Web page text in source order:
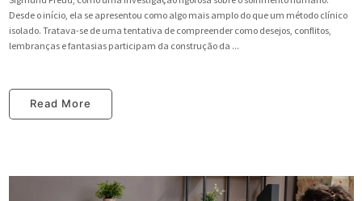
Desde o início, ela se apresentou como algo mais amplo do que um método clínico
isolado. Tratava-se de uma tentativa de compreender como desejos, conflitos,
lembranças e fantasias participam da construção da ...
Read More